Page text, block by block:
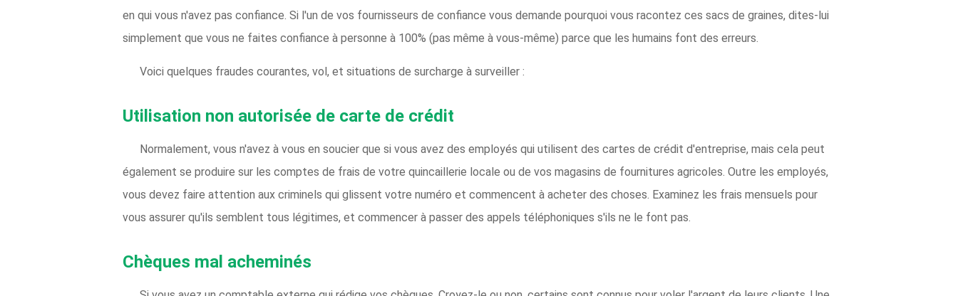
en qui vous n'avez pas confiance. Si l'un de vos fournisseurs de confiance vous demande pourquoi vous racontez ces sacs de graines, dites-lui
simplement que vous ne faites confiance à personne à 100% (pas même à vous-même) parce que les humains font des erreurs.
Voici quelques fraudes courantes, vol, et situations de surcharge à surveiller :
Utilisation non autorisée de carte de crédit
Normalement, vous n'avez à vous en soucier que si vous avez des employés qui utilisent des cartes de crédit d'entreprise, mais cela peut
également se produire sur les comptes de frais de votre quincaillerie locale ou de vos magasins de fournitures agricoles. Outre les employés,
vous devez faire attention aux criminels qui glissent votre numéro et commencent à acheter des choses. Examinez les frais mensuels pour
vous assurer qu'ils semblent tous légitimes, et commencer à passer des appels téléphoniques s'ils ne le font pas.
Chèques mal acheminés